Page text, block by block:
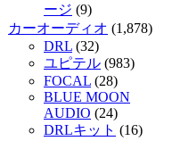
ージ (9)
カーオーディオ (1,878)
DRL (32)
ユピテル (983)
FOCAL (28)
BLUE MOON
AUDIO (24)
DRLキット (16)